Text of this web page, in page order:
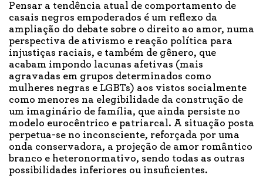
Pensar a tendência atual de comportamento de
casais negros empoderados é um reflexo da
ampliação do debate sobre o direito ao amor, numa
perspectiva de ativismo e reação política para
injustiças raciais, e também de gênero, que
acabam impondo lacunas afetivas (mais
agravadas em grupos determinados como
mulheres negras e LGBTs) aos vistos socialmente
como menores na elegibilidade da construção de
um imaginário de família, que ainda persiste no
modelo eurocêntrico e patriarcal. A situação posta
perpetua-se no inconsciente, reforçada por uma
onda conservadora, a projeção de amor romântico
branco e heteronormativo, sendo todas as outras
possibilidades inferiores ou insuficientes.